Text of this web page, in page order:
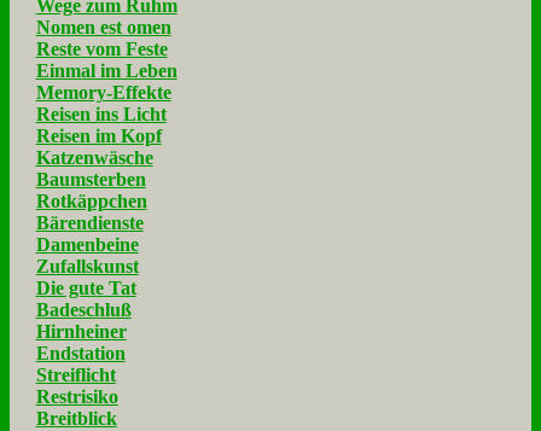
Wege zum Ruhm
Nomen est omen
Reste vom Feste
Einmal im Leben
Memory-Effekte
Reisen ins Licht
Reisen im Kopf
Katzenwäsche
Baumsterben
Rotkäppchen
Bärendienste
Damenbeine
Zufallskunst
Die gute Tat
Badeschluß
Hirnheiner
Endstation
Streiflicht
Restrisiko
Breitblick